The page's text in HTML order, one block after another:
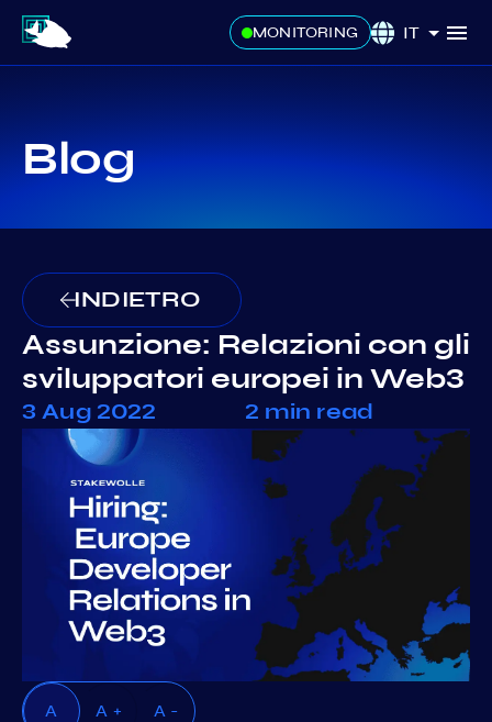
MONITORING IT
Blog
INDIETRO
Assunzione: Relazioni con gli
sviluppatori europei in Web3
3 Aug 2022 2 min read
A A + A -